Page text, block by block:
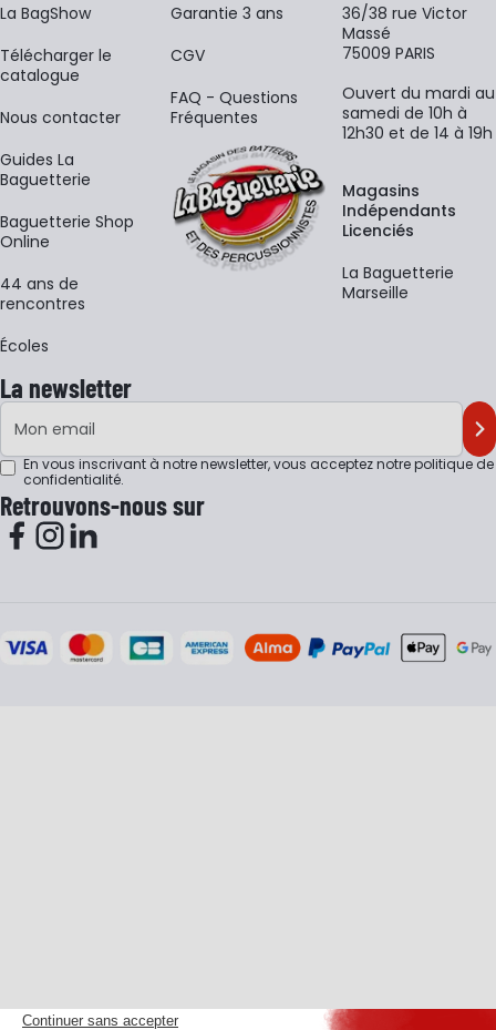
La BagShow
​Télécharger le
catalogue
Nous contacter
Guides La
Baguetterie
Baguetterie Shop
Online
44 ans de
rencontres
Écoles
Garantie 3 ans
CGV
FAQ - Questions
Fréquentes
36/38 rue Victor
Massé
75009 PARIS
Ouvert du mardi au
samedi de 10h à
12h30 et de 14 à 19h
Magasins
Indépendants
Licenciés
La Baguetterie
Marseille
La newsletter
Adresse e-mail
En vous inscrivant à notre newsletter, vous acceptez notrepolitique de
confidentialité.
Retrouvons-nous sur